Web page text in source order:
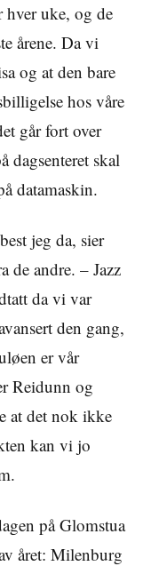
hver uke, og de
årene. Da vi
og at den bare
hos våre
går fort over
dagsenteret skal
datamaskin.
jeg da, sier
de andre. – Jazz
da vi var
den gang,
er vår
Reidunn og
at det nok ikke
kan vi jo
på Glomstua
året: Milenburg